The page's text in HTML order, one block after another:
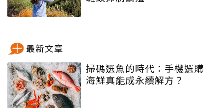
最新文章
掃碼選魚的時代：手機選購
海鮮真能成永續解方？